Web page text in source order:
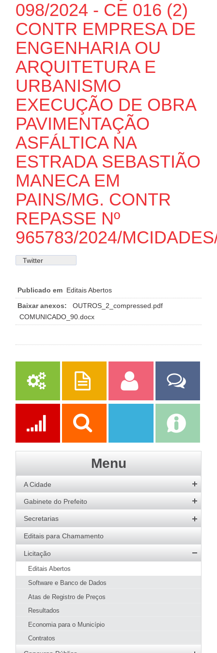
098/2024 - CE 016 (2)
CONTR EMPRESA DE
ENGENHARIA OU
ARQUITETURA E
URBANISMO
EXECUÇÃO DE OBRA
PAVIMENTAÇÃO
ASFÁLTICA NA
ESTRADA SEBASTIÃO
MANECA EM
PAINS/MG. CONTR
REPASSE Nº
965783/2024/
Twitter
Publicado em Editais Abertos
Baixar anexos:
OUTROS_2_compressed.pdf
COMUNICADO_90.docx
Serviços Publicações Servidor
Fale Com a
Prefeitura
Menu
A Cidade
História
Bandeira
Acervo de Imagens
Galeria de Prefeitos
Patrimônio Cultural
Agenda de Eventos
Guia Prático
Hotéis e Pousadas
Restaurantes
Pizzarias
Pastelarias
Gabinete do Prefeito
Prefeito
Agenda do Prefeito
Secretarias
Agricultura
Educação
Esportes
Página Inicial SMMA
Meio Ambiente
Editais para Chamamento
Licitação
Editais Abertos
Software e Banco de Dados
Atas de Registro de Preços
Resultados
Economia para o Município
Contratos